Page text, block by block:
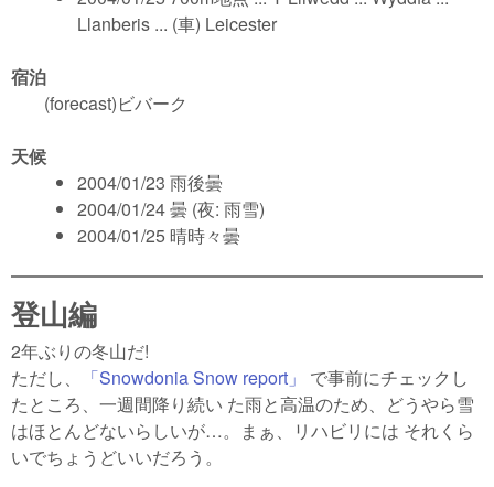
Llanberis ... (車) Leicester
宿泊
(forecast)ビバーク
天候
2004/01/23 雨後曇
2004/01/24 曇 (夜: 雨雪)
2004/01/25 晴時々曇
登山編
2年ぶりの冬山だ!
ただし、
「Snowdonia Snow report」
で事前にチェックし
たところ、一週間降り続い た雨と高温のため、どうやら雪
はほとんどないらしいが…。まぁ、リハビリには それくら
いでちょうどいいだろう。